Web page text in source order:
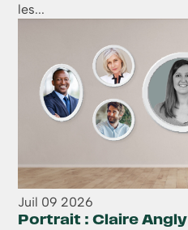
les...
Juil 09 2026
Portrait : Claire Angly